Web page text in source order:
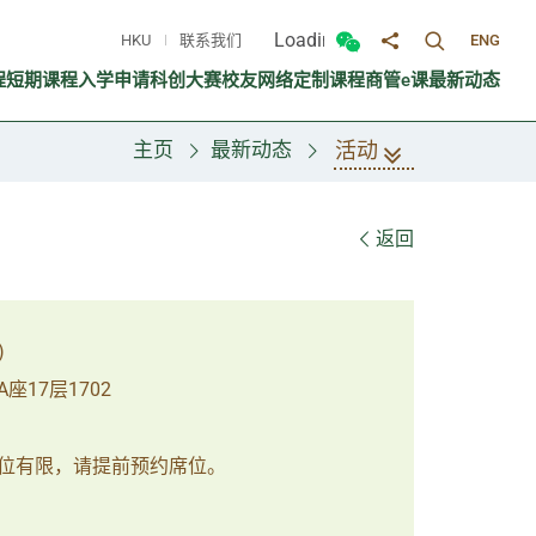
HKU 联系我们 Loading...
切换微信面板
分享至切换搜寻面
ENG
短期课程入学申请科创大赛校友网络定制课程商管e课最新动态
主页 最新动态 活动
返回
座17层1702
有限，请提前预约席位。